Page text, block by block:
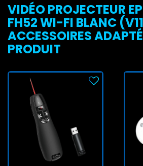
VIDÉO PROJECTEUR
FH52 WI-FI BLANC
ACCESSOIRES
PRODUIT